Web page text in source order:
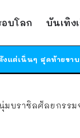
อบโลก บันเทิง
มบราซิลศัลยกรร